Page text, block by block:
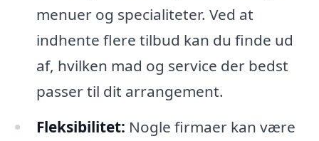
menuer og specialiteter. Ved at
indhente flere tilbud kan du finde ud
af, hvilken mad og service der bedst
passer til dit arrangement.
Fleksibilitet: Nogle firmaer kan være